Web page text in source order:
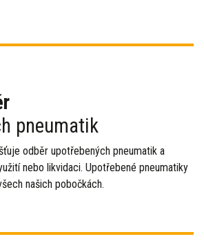
pneumatik
odběr upotřebených pneumatik a
nebo likvidaci. Upotřebené pneumatiky
našich pobočkách.